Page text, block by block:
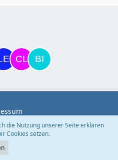
die Nutzung unserer Seite erklären
Cookies setzen.